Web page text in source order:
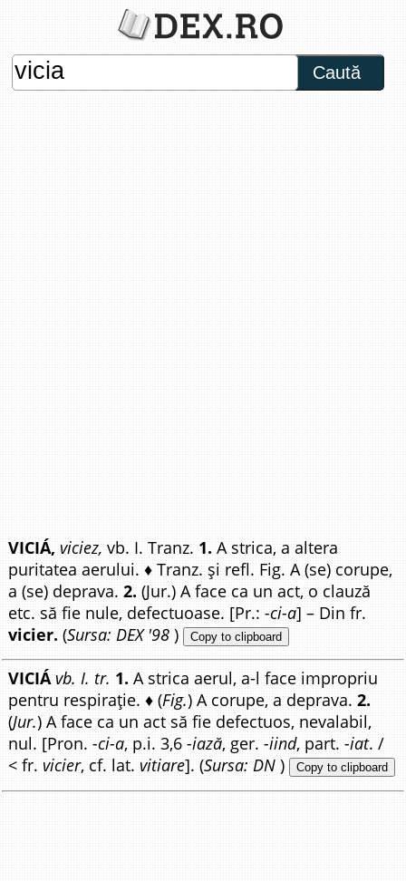
Caută
VICIÁ, viciez, vb. I. Tranz. 1. A strica, a altera
puritatea aerului. ♦ Tranz. și refl. Fig. A (se) corupe,
a (se) deprava.2. (Jur.) A face ca un act, o clauză
etc. să fie nule, defectuoase. [Pr.:-ci-a] – Din fr.
vicier. (Sursa: DEX '98 ) Copy to clipboard
VICIÁ vb. I. tr. 1. A strica aerul, a-l face impropriu
pentru respirație. ♦ (Fig.) A corupe, a deprava.2.
(Jur.) A face ca un act să fie defectuos, nevalabil,
nul. [Pron.-ci-a, p.i. 3,6-iază, ger.-iind, part.-iat. /
< fr. vicier, cf. lat. vitiare]. (Sursa: DN ) Copy to clipboard